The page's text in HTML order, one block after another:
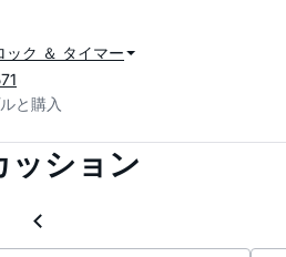
ック ＆ タイマー
と購入
ッション